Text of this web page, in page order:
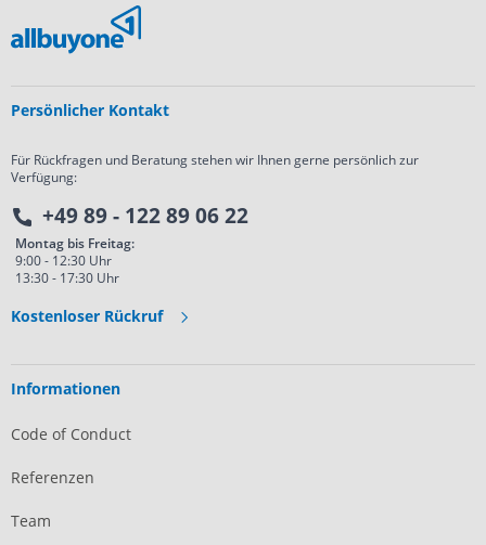
Persönlicher Kontakt
Für Rückfragen und Beratung stehen wir Ihnen gerne persönlich zur
Verfügung:
+49 89 - 122 89 06 22
Montag bis Freitag:
9:00 - 12:30 Uhr
13:30 - 17:30 Uhr
Kostenloser Rückruf
Informationen
Code of Conduct
Referenzen
Team